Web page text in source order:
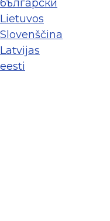
български
Lietuvos
Slovenščina
Latvijas
eesti